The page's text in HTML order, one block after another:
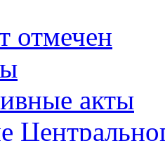
отмечен
акты